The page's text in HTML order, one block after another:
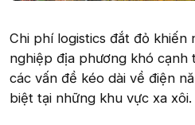
Chi phí logistics đắt đỏ khiến
nghiệp địa phương khó cạnh
các vấn đề kéo dài về điện
biệt tại những khu vực xa xôi.